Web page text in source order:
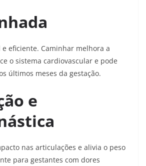
e eficiente. Caminhar melhora a
o sistema cardiovascular e pode
últimos meses da gestação.
e
nas articulações e alivia o peso
para gestantes com dores